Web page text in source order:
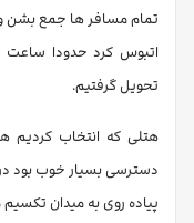
تمام مسافر ها جمع بشن
تحویل گرفتیم.
هتلی که انتخاب کردیم
پیاده روی به میدان